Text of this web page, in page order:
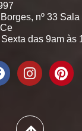
nº 33 Sala
das 9am às